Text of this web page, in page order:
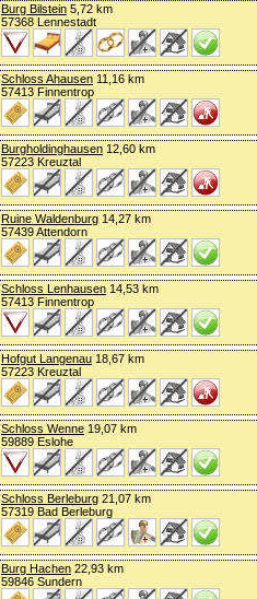
Burg Bilstein 5,72 km
57368 Lennestadt
Schloss Ahausen 11,16 km
57413 Finnentrop
Burgholdinghausen 12,60 km
57223 Kreuztal
Ruine Waldenburg 14,27 km
57439 Attendorn
Schloss Lenhausen 14,53 km
57413 Finnentrop
Hofgut Langenau 18,67 km
57223 Kreuztal
Schloss Wenne 19,07 km
59889 Eslohe
Schloss Berleburg 21,07 km
57319 Bad Berleburg
Burg Hachen 22,93 km
59846 Sundern